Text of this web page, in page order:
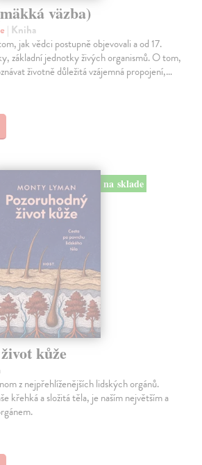
väzba)
| Kniha
jak vědci postupně objevovali a od 17.
základní jednotky živých organismů. O tom,
životně důležitá vzájemná propojení,…
na sklade
kůže
z nejpřehlíženějších lidských orgánů.
křehká a složitá těla, je naším největším a